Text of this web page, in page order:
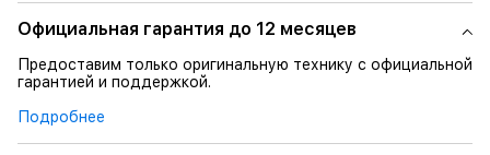
Официальная гарантия до 12 месяцев
Предоставим только оригинальную технику с официальной
гарантией и поддержкой.
Подробнее